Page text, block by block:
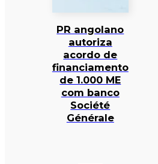
PR angolano
autoriza
acordo de
financiamento
de 1.000 ME
com banco
Société
Générale